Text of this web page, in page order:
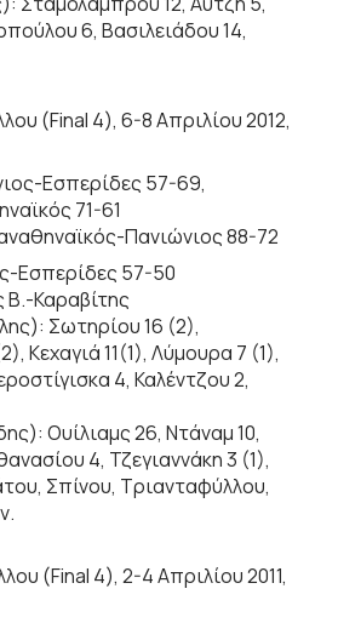
6, Βασιλειάδου 14,
(Final 4), 6-8 Απριλίου 2012,
Εσπερίδες 57-69,
71-61
Πανιώνιος 88-72
Εσπερίδες 57-50
Β.-Καραβίτης
Σωτηρίου 16 (2),
Κεχαγιά 11(1), Λύμουρα 7 (1),
4, Καλέντζου 2,
Ουίλιαμς 26, Ντάναμ 10,
4, Τζεγιαννάκη 3 (1),
Σπίνου, Τριανταφύλλου,
(Final 4), 2-4 Απριλίου 2011,